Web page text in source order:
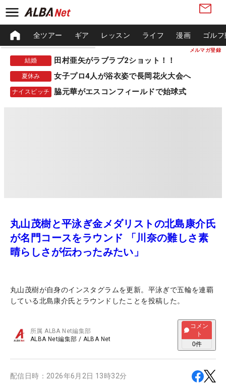
メルマガ登録
全ツアー ギア レッスン ライフ 漫画 ゴル
結婚 田村亜矢がラブラブ2ショット！！
夏休み 女子プロ4人が浴衣姿で長岡花火大会へ
ナイスピッチ 脇元華がエスコンフィールドで始球式
丸山茂樹と平泳ぎ金メダリストの北島康介氏
が名門コースをラウンド 「川奈の難しさ素
晴らしさが伝わったみたい」
丸山茂樹が自身のインスタグラムを更新。平泳ぎで五輪を連覇
している北島康介氏とラウンドしたことを投稿した。
所属ALBA Net編集部
ALBA Net編集部 / ALBA Net
コメン
ト
0件
配信日時： 2026年6月2日 13時32分